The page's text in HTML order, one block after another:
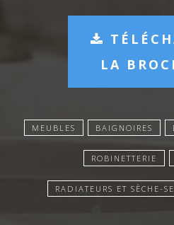
LA
MEUBLES BAIGNOIRES
ROBINETTERIE
RADIATEURS ET SÈCHE-